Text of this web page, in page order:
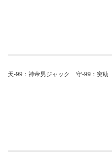
天-99：神帝男ジャック 守-99：突助